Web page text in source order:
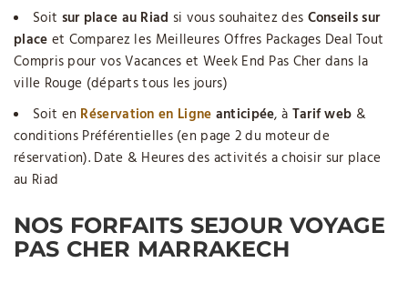
Soit sur place au Riad si vous souhaitez des Conseils sur
place et Comparez les Meilleures Offres Packages Deal Tout
Compris pour vos Vacances et Week End Pas Cher dans la
ville Rouge (départs tous les jours)
Soit en Réservation en Ligne anticipée, à Tarif web &
conditions Préférentielles (en page 2 du moteur de
réservation). Date & Heures des activités a choisir sur place
au Riad
NOS FORFAITS SEJOUR VOYAGE
PAS CHER MARRAKECH